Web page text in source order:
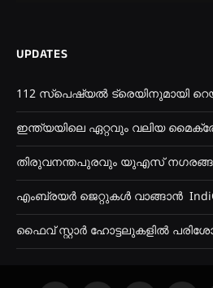
UPDATES
112 സ്പെഷ്യൽ ട്രെയിനുമായി
ഇന്ത്യയിലെ ഏറ്റവും വലിയ
തിരുവനന്തപുരവും യുഎസ്
എംബ്രയർ ജെറ്റുകൾ വാങ്ങാൻ
ഫൈവ് സ്റ്റാർ ഹോട്ടലുകളിൽ